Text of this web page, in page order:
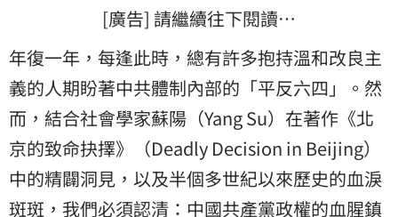
[廣告] 請繼續往下閱讀…
年復一年，每逢此時，總有許多抱持溫和改良主
義的人期盼著中共體制內部的「平反六四」。然
而，結合社會學家蘇陽（Yang Su）在著作《北
京的致命抉擇》（Deadly Decision in Beijing）
中的精闢洞見，以及半個多世紀以來歷史的血淚
斑斑，我們必須認清：中國共產黨政權的血腥鎮